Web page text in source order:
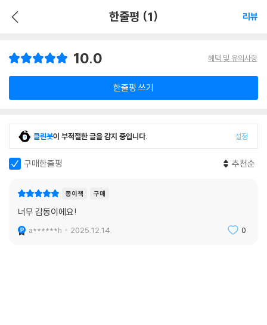
한줄평 (1) 리뷰
10.0 혜택 및 유의사항
한줄평 쓰기
클린봇이 부적절한 글을 감지 중입니다. 설정
구매한줄평 추천순
종이책 구매
너무 감동이에요!
a******h 2025.12.14. 0